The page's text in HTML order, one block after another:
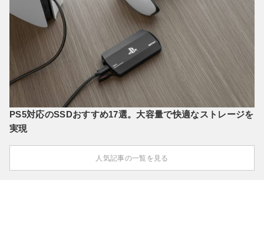
PS5対応のSSDおすすめ17選。大容量で快適なストレージを
実現
人気記事の一覧を見る